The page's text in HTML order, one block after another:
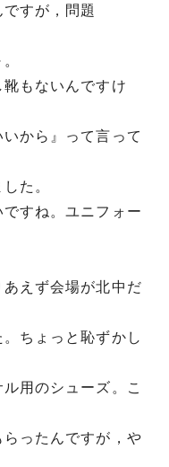
すが，問題
もないんですけ
から』って言って
た。
すね。ユニフォー
えず会場が北中だ
ちょっと恥ずかし
用のシューズ。こ
ったんですが，や